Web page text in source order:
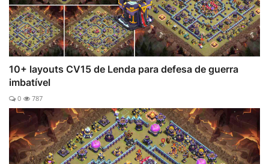
10+ layouts CV15 de Lenda para defesa de guerra
imbatível
0 787